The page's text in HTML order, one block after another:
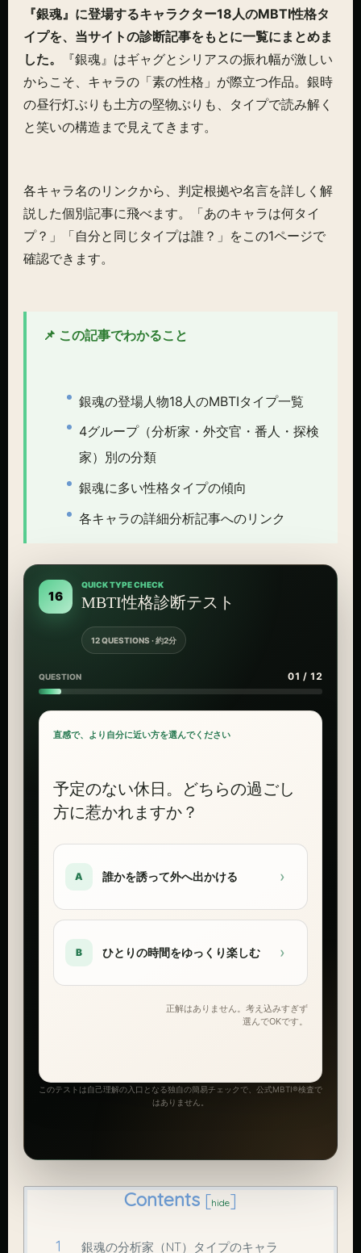
『銀魂』に登場するキャラクター18人のMBTI性格タ
イプを、当サイトの診断記事をもとに一覧にまとめま
した。
『銀魂』はギャグとシリアスの振れ幅が激しい
からこそ、キャラの「素の性格」が際立つ作品。銀時
の昼行灯ぶりも土方の堅物ぶりも、タイプで読み解く
と笑いの構造まで見えてきます。
各キャラ名のリンクから、判定根拠や名言を詳しく解
説した個別記事に飛べます。「あのキャラは何タイ
プ？」「自分と同じタイプは誰？」をこの1ページで
確認できます。
📌 この記事でわかること
銀魂の登場人物18人のMBTIタイプ一覧
4グループ（分析家・外交官・番人・探検
家）別の分類
銀魂に多い性格タイプの傾向
各キャラの詳細分析記事へのリンク
16
QUICK TYPE CHECK
MBTI性格診断テスト
12 QUESTIONS · 約2分
QUESTION 01 / 12
直感で、より自分に近い方を選んでください
予定のない休日。どちらの過ごし
方に惹かれますか？
A 誰かを誘って外へ出かける ›
B ひとりの時間をゆっくり楽しむ ›
正解はありません。考え込みすぎず
選んでOKです。
このテストは自己理解の入口となる独自の簡易チェックで、公式MBTI®検査で
はありません。
Contents [hide]
銀魂の分析家（NT）タイプのキャラ